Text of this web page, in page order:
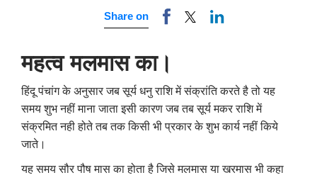
Share on
महत्व मलमास का।
हिंदू पंचांग के अनुसार जब सूर्य धनु राशि में संक्रांति करते है तो यह
समय शुभ नहीं माना जाता इसी कारण जब तब सूर्य मकर राशि में
संक्रमित नही होते तब तक किसी भी प्रकार के शुभ कार्य नहीं किये
जाते।
यह समय सौर पौष मास का होता है जिसे मलमास या खरमास भी कहा